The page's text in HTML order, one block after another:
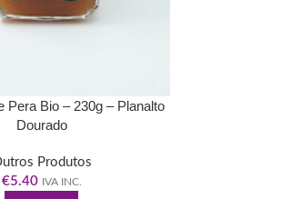
Pera Bio – 230g – Planalto
Dourado
Produtos
€5.40 IVA INC.